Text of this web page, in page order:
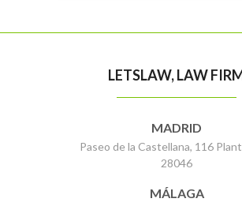
LETSLAW, LAW
MADRID
Paseo de la Castellana, 116
28046
MÁLAGA